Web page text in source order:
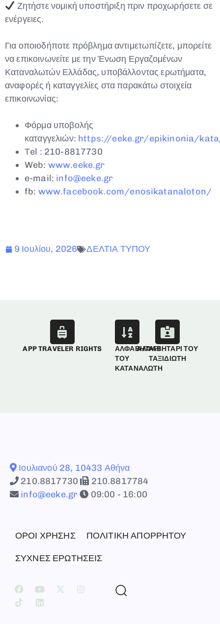
Ζητήστε νομική υποστήριξη πριν προχωρήσετε σε
ενέργειες.
Για οποιοδήποτε πρόβλημα αντιμετωπίζετε, μπορείτε
να επικοινωνείτε με την Ένωση Εργαζομένων
Καταναλωτών Ελλάδας, υποβάλλοντας ερωτήματα,
αναφορές ή καταγγελίες στα παρακάτω στοιχεία
επικοινωνίας:
Φόρμα υποβολής
καταγγελιών: https://eeke.gr/epikinonia/
Τel : 210-8817730
Web: www.eeke.gr
e-mail: info@eeke.gr
fb: www.facebook.com/enosikatanaloton/
9 Ιουλίου, 2026 ΔΕΛΤΙΑ ΤΥΠΟΥ
APP TRAVELER RIGHTS
ΑΛΦΑΒΗΤΑΡΙ
ΤΟΥ
ΚΑΤΑΝΑΛΩΤΗ
ΑΛΦΑΒΗΤΑΡΙ ΤΟΥ
ΤΑΞΙΔΙΩΤΗ
Ιουλιανού 28, 10433 Αθήνα
210.8817730
210.8817784
info@eeke.gr
09:00 - 16:00
ΟΡΟΙ ΧΡΗΣΗΣ ΠΟΛΙΤΙΚΗ ΑΠΟΡΡΗΤΟΥ
ΣΥΧΝΕΣ ΕΡΩΤΗΣΕΙΣ